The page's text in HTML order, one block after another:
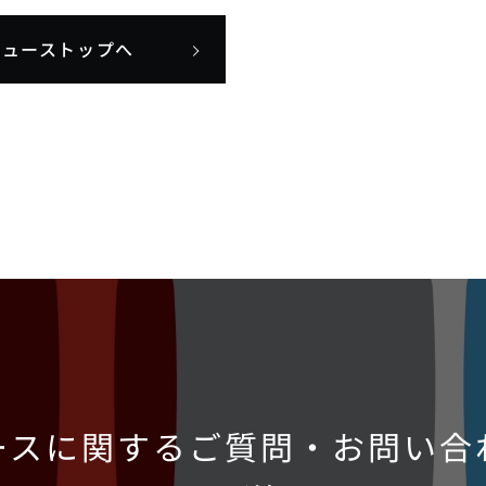
ーストップへ
に関するご質問・お問い